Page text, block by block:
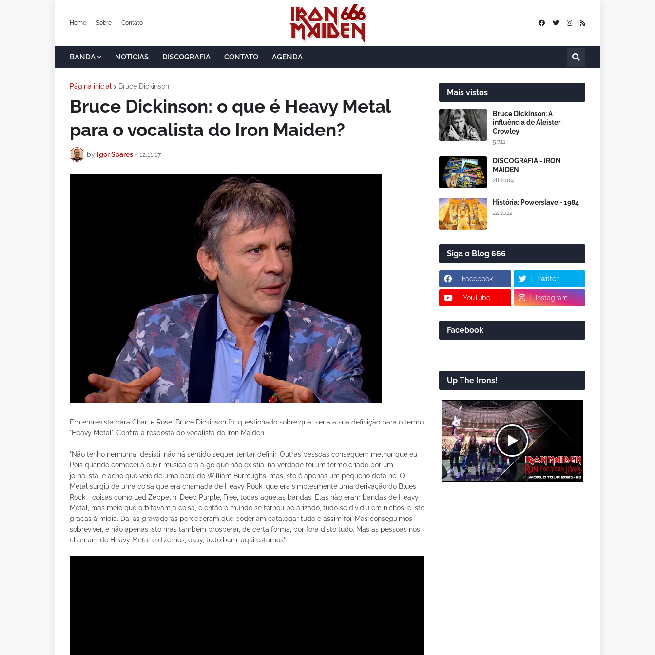
Home Sobre Contato
BANDA NOTÍCIAS DISCOGRAFIA CONTATO AGENDA
Página inicial Bruce Dickinson
Bruce Dickinson: o que é Heavy Metal
para o vocalista do Iron Maiden?
by Igor Soares • 12.11.17
Em entrevista para Charlie Rose, Bruce Dickinson foi questionado sobre qual seria a sua definição para o termo
"Heavy Metal". Confira a resposta do vocalista do Iron Maiden:
"Não tenho nenhuma, desisti, não há sentido sequer tentar definir. Outras pessoas conseguem melhor que eu.
Pois quando comecei a ouvir música era algo que não existia, na verdade foi um termo criado por um
jornalista, e acho que veio de uma obra do William Burroughs, mas isto é apenas um pequeno detalhe. O
Metal surgiu de uma coisa que era chamada de Heavy Rock, que era simplesmente uma derivação do Blues
Rock - coisas como Led Zeppelin, Deep Purple, Free, todas aquelas bandas. Elas não eram bandas de Heavy
Metal, mas meio que orbitavam a coisa, e então o mundo se tornou polarizado, tudo se dividiu em nichos, e isto
graças à mídia. Daí as gravadoras perceberam que poderiam catalogar tudo e assim foi. Mas conseguimos
sobreviver, e não apenas isto mas também prosperar, de certa forma, por fora disto tudo. Mas as pessoas nos
chamam de Heavy Metal e dizemos, okay, tudo bem, aqui estamos".
Mais vistos
Bruce Dickinson: A
influência de Aleister
Crowley
5.7.11
DISCOGRAFIA - IRON
MAIDEN
28.10.09
História: Powerslave - 1984
24.10.12
Siga o Blog 666
Facebook Twitter
YouTube Instagram
Facebook
Up The Irons!